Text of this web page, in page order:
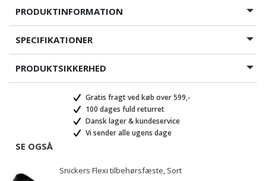
PRODUKTINFORMATION
SPECIFIKATIONER
PRODUKTSIKKERHED
Gratis fragt ved køb over 599,-
100 dages fuld returret
Dansk lager & kundeservice
Vi sender alle ugens dage
SE OGSÅ
Snickers Flexi tilbehørsfæste, Sort